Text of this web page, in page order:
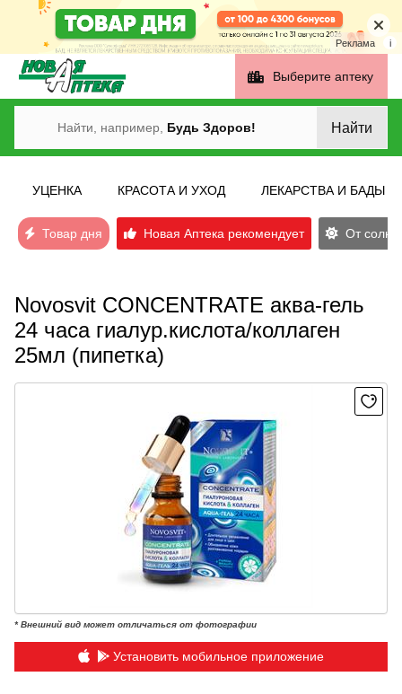
Реклама i
Выберите аптеку
Найти, например, Будь Здоров! Найти
УЦЕНКА КРАСОТА И УХОД ЛЕКАРСТВА И БАДЫ
Товар дня Новая Аптека рекомендует От
Novosvit CONCENTRATE аква-гель
24 часа гиалур.кислота/коллаген
25мл (пипетка)
* Внешний вид может отличаться от фотографии
Установить мобильное приложение